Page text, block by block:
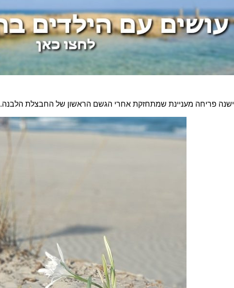
ישנה פריחה מעניינת שמתחזקת אחרי הגשם הראשון של החבצלת הלבנה.